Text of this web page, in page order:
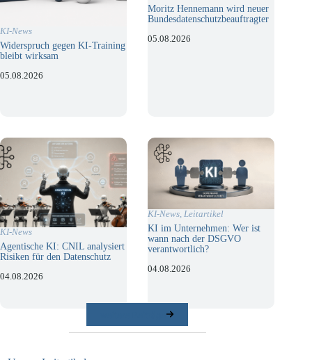
KI-News
Widerspruch gegen KI-Training
bleibt wirksam
05.08.2026
Moritz Hennemann wird neuer
Bundesdatenschutzbeauftragter
05.08.2026
KI-News
Agentische KI: CNIL analysiert
Risiken für den Datenschutz
04.08.2026
KI-News Leitartikel
KI im Unternehmen: Wer ist
wann nach der DSGVO
verantwortlich?
04.08.2026